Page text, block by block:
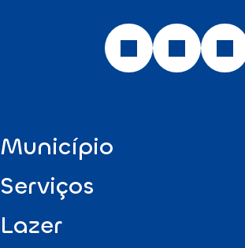
Município
Serviços
Lazer